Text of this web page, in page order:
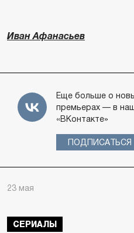
Иван Афанасьев
Еще больше о
премьерах — в
«ВКонтакте»
ПОДПИСАТЬСЯ
23 мая
СЕРИАЛЫ